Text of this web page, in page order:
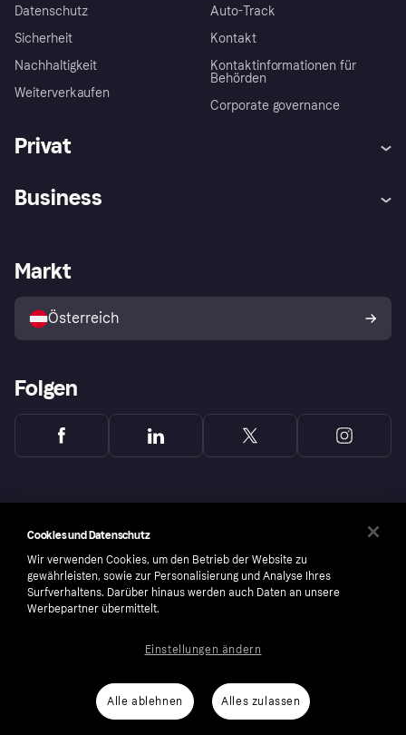
Datenschutz
Sicherheit
Nachhaltigkeit
Weiterverkaufen
Auto-Track
Kontakt
Kontaktinformationen für
Behörden
Corporate governance
Privat
Shops entdecken
Business
Händlerportal
Markt
Österreich
Folgen
number: 556737-0431
Cookies Klarna.com
Cookies und Datenschutz
Wir verwenden Cookies, um den Betrieb der Website zu
gewährleisten, sowie zur Personalisierung und Analyse Ihres
Surfverhaltens. Darüber hinaus werden auch Daten an unsere
Werbepartner übermittelt.
Alle ablehnen Alles zulassen
Einstellungen ändern